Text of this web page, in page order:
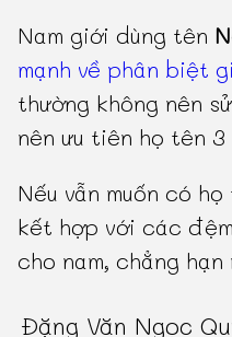
Nam giới dùng tên
mạnh về phân biệt
thường không nên
nên ưu tiên họ tên 3
Nếu vẫn muốn có
kết hợp với các
cho nam, chẳng
Đặng Văn Ngọc